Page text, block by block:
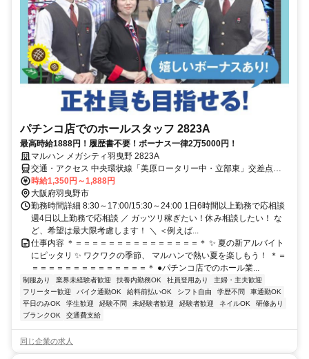
パチンコ店でのホールスタッフ 2823A
最高時給1888円！履歴書不要！ボーナス一律2万5000円！
マルハン メガシティ羽曳野 2823A
交通・アクセス 中央環状線「美原ロータリー中・立部東」交差点す
ぐ、近鉄南大阪線「恵我ノ荘駅」車5分
時給1,350円～1,888円
大阪府羽曳野市
勤務時間詳細 8:30～17:00/15:30～24:00 1日6時間以上勤務で応相談
週4日以上勤務で応相談 ／ ガッツリ稼ぎたい！休み相談したい！ な
ど、希望は最大限考慮します！ ＼ ＜例えば...
仕事内容 ＊＝＝＝＝＝＝＝＝＝＝＝＝＝＝＝＊ ✨ 夏の新アルバイト
にピッタリ ✨ ワクワクの季節、 マルハンで熱い夏を楽しもう！ ＊＝
＝＝＝＝＝＝＝＝＝＝＝＝＝＝＊ ●パチンコ店でのホール業...
制服あり 業界未経験者歓迎 扶養内勤務OK 社員登用あり
主婦・主夫歓迎
フリーター歓迎
バイク通勤OK 給料前払いOK シフト自由 学歴不問
車通勤OK
平日のみOK
学生歓迎 経験不問 未経験者歓迎 経験者歓迎 ネイルOK
研修あり
ブランクOK
交通費支給
同じ企業の求人